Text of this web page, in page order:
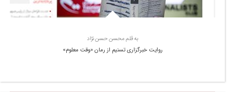
به قلم محسن حسن نژاد
روایت خبرگزاری تسنیم از رمان «وقت معلوم»